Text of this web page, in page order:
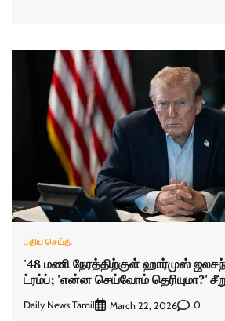
புதிய செய்தி
'48 மணி நேரத்திற்குள் ஹார்முஸ்
ட்ரம்ப்; 'என்ன செய்வோம் தெரியுமா?'
Daily News Tamil March 22, 2026 0